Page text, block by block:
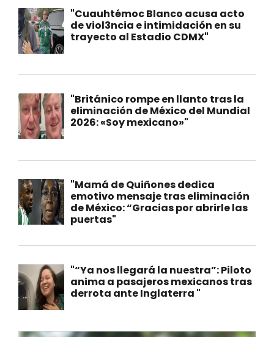
"Cuauhtémoc Blanco acusa acto
de viol3ncia e intimidación en su
trayecto al Estadio CDMX"
"Británico rompe en llanto tras la
eliminación de México del Mundial
2026: «Soy mexicano»"
"Mamá de Quiñones dedica
emotivo mensaje tras eliminación
de México: “Gracias por abrirle las
puertas"
"“Ya nos llegará la nuestra”: Piloto
anima a pasajeros mexicanos tras
derrota ante Inglaterra "